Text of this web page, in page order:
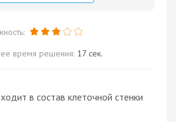
время решения: 17 сек.
в состав клеточной стенки